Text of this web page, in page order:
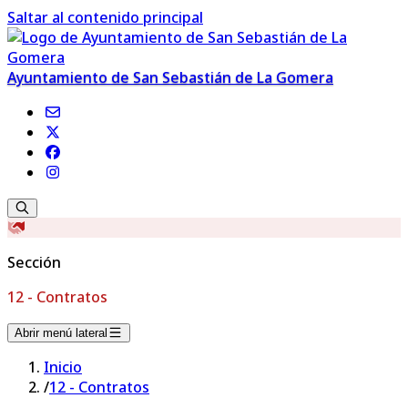
Saltar al contenido principal
Ayuntamiento de San Sebastián de La Gomera
Sección
12 - Contratos
Abrir menú lateral
Inicio
/12 - Contratos